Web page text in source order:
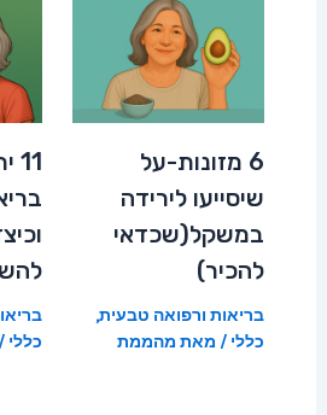
6 מזונות-על
שיסייעו לירידה
במשקל(שכדאי
להכיר)
בריאות ורפואה טבעית,
כללי / מאת מהממת
כללי